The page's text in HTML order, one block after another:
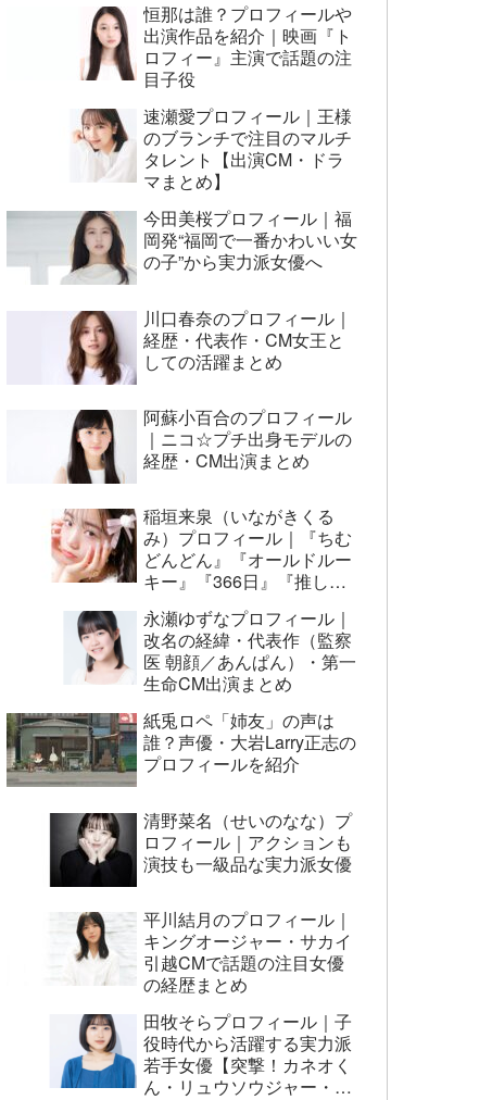
恒那は誰？プロフィールや
出演作品を紹介｜映画『ト
ロフィー』主演で話題の注
目子役
速瀬愛プロフィール｜王様
のブランチで注目のマルチ
タレント【出演CM・ドラ
マまとめ】
今田美桜プロフィール｜福
岡発“福岡で一番かわいい女
の子”から実力派女優へ
川口春奈のプロフィール｜
経歴・代表作・CM女王と
しての活躍まとめ
阿蘇小百合のプロフィール
｜ニコ☆プチ出身モデルの
経歴・CM出演まとめ
稲垣来泉（いながきくる
み）プロフィール｜『ちむ
どんどん』『オールドルー
キー』『366日』『推しの
永瀬ゆずなプロフィール｜
改名の経緯・代表作（監察
医 朝顔／あんぱん）・第一
生命CM出演まとめ
紙兎ロペ「姉友」の声は
誰？声優・大岩Larry正志の
プロフィールを紹介
清野菜名（せいのなな）プ
ロフィール｜アクションも
演技も一級品な実力派女優
平川結月のプロフィール｜
キングオージャー・サカイ
引越CMで話題の注目女優
の経歴まとめ
田牧そらプロフィール｜子
役時代から活躍する実力派
若手女優【突撃！カネオく
ん・リュウソウジャー・映